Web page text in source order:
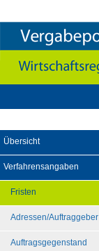
Aachen
DÃ¼ren
Heinsberg
Übersicht
Verfahrensangaben
Fristen
Adressen/Auftraggeber
Auftragsgegenstand